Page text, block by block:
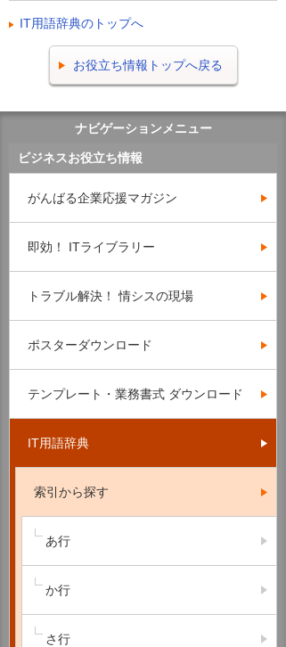
IT用語辞典のトップへ
お役立ち情報トップへ戻る
ナビゲーションメニュー
ビジネスお役立ち情報
がんばる企業応援マガジン
即効！ ITライブラリー
トラブル解決！ 情シスの現場
ポスターダウンロード
テンプレート・業務書式 ダウンロード
IT用語辞典
索引から探す
あ行
か行
さ行